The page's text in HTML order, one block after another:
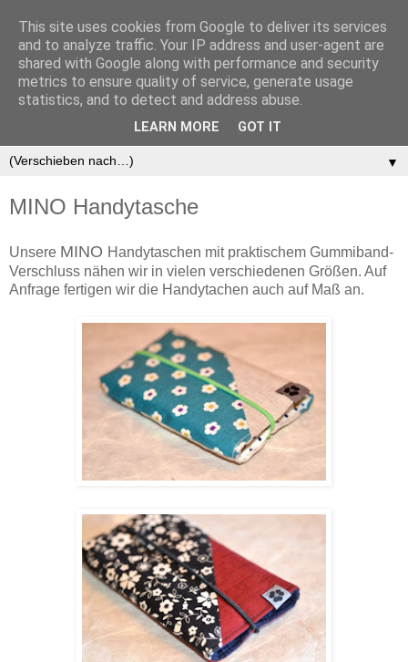
▼
MINO Handytasche
Unsere MINO Handytaschen mit praktischem Gummiband-
Verschluss nähen wir in vielen verschiedenen Größen. Auf
Anfrage fertigen wir die Handytachen auch auf Maß an.
This site uses cookies from Google to deliver its services
and to analyze traffic. Your IP address and user-agent are
shared with Google along with performance and security
metrics to ensure quality of service, generate usage
statistics, and to detect and address abuse.
LEARN MORE GOT IT